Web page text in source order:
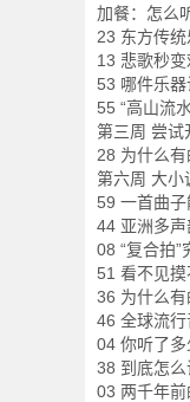
加餐：怎么
23 东方传统
13 悲歌秒变
53 哪件乐器
55 “高山流
第三周 尝试
28 为什么有
第六周 大小
59 一首曲子
44 亚洲多声
08 “复合拍”
51 看不见摸
36 为什么有
46 全球流行
04 你听了多
38 到底怎么
03 两千年前